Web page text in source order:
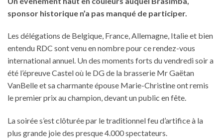
sponsor historique n’a pas manqué de participer.
Les délégations de Belgique, France, Allemagne, Italie et bien
entendu RDC sont venu en nombre pour ce rendez-vous
international annuel. Un des moments forts du vendredi soir a
été l’épreuve Castel où le DG de la brasserie Mr Gaëtan
VanBelle et sa charmante épouse Marie-Christine ont remis
le premier prix au champion, devant un public en fête.
La soirée s’est clôturée par le traditionnel feu d’artifice à la
plus grande joie des presque 4.000 spectateurs.